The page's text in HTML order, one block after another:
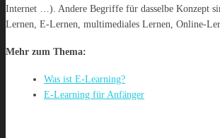
Internet …). Andere Begriffe für dasselbe Konzept
Lernen, E-Lernen, multimediales Lernen, Online-
Mehr zum Thema:
Was ist E-Learning?
E-Learning für Anfänger